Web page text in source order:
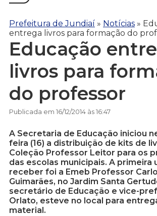
Prefeitura de Jundiaí » Notícias »
entrega livros para formação do
Educação
livros para
do professor
Publicada em 16/12/2014 às 16:47
A Secretaria de Educação iniciou
feira (16) a distribuição de kits de
Coleção Professor Leitor para os
das escolas municipais. A primeira
receber foi a Emeb Professor
Guimarães, no Jardim Santa
secretário de Educação e vice-
Orlato, esteve no local para
material.